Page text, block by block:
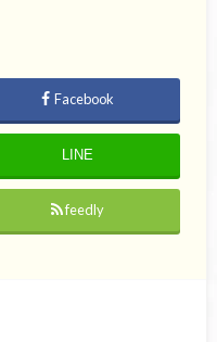
Facebook
LINE
feedly